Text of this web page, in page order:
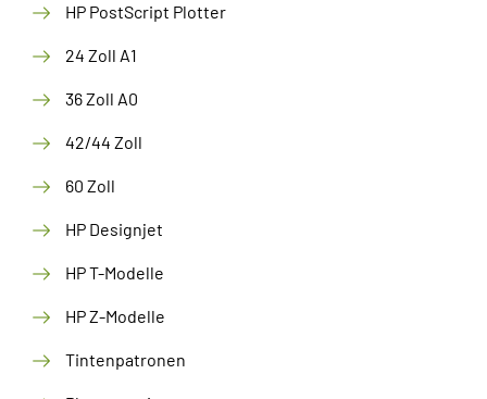
HP PostScript Plotter
24 Zoll A1
36 Zoll A0
42/44 Zoll
60 Zoll
HP Designjet
HP T-Modelle
HP Z-Modelle
Tintenpatronen